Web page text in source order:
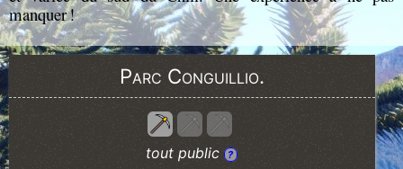
manquer !
Parc Conguillio.
tout public ?